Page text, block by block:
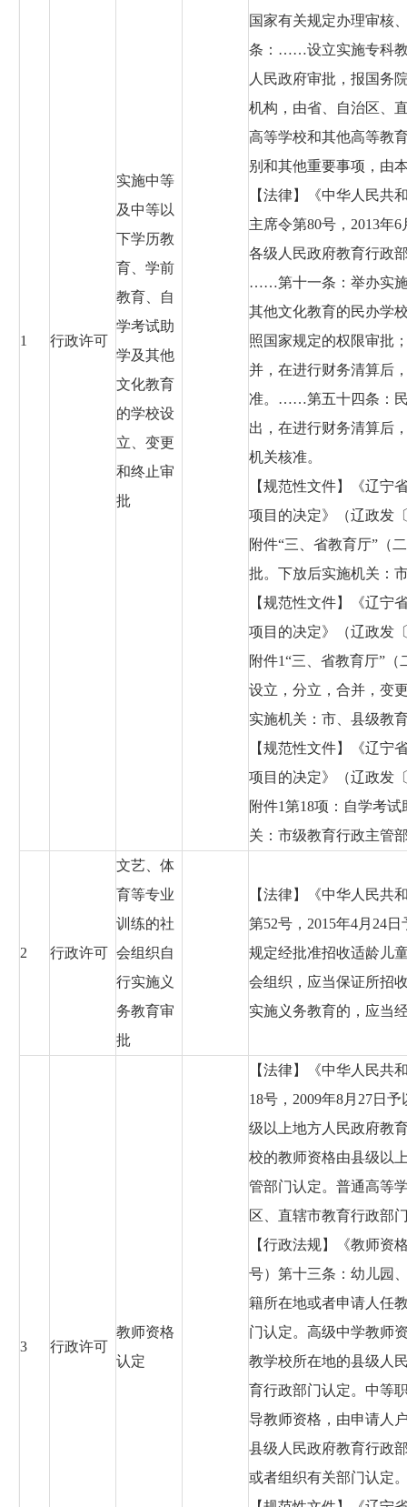
1 行政许可
实施中等
及中等以
下学历教
育、学前
教育、自
学考试助
学及其他
文化教育
的学校设
立、变更
和终止审
批
国家有关规定办理审核
条：……设立实施专科教
人民政府审批，报国务
机构，由省、自治区、
高等学校和其他高等教
别和其他重要事项，由
【法律】《中华人民共
主席令第80号，2013年
各级人民政府教育行政
……第十一条：举办实
其他文化教育的民办学
照国家规定的权限审批
并，在进行财务清算后
准。……第五十四条：民
出，在进行财务清算后
机关核准。
【规范性文件】《辽宁
项目的决定》（辽政发
附件“三、省教育厅”（
批。下放后实施机关：
【规范性文件】《辽宁
项目的决定》（辽政发
附件1“三、省教育厅”
设立，分立，合并，变
实施机关：市、县级教
【规范性文件】《辽宁
项目的决定》（辽政发
附件1第18项：自学考
关：市级教育行政主管
2 行政许可
文艺、体
育等专业
训练的社
会组织自
行实施义
务教育审
批
【法律】《中华人民共
第52号，2015年4月24
规定经批准招收适龄儿
会组织，应当保证所招
实施义务教育的，应当
3 行政许可
教师资格
认定
【法律】《中华人民共
18号，2009年8月27日
级以上地方人民政府教
校的教师资格由县级以
管部门认定。普通高等
区、直辖市教育行政部
【行政法规】《教师资
号）第十三条：幼儿园
籍所在地或者申请人任
门认定。高级中学教师
教学校所在地的县级人
育行政部门认定。中等
导教师资格，由申请人
县级人民政府教育行政
或者组织有关部门认定